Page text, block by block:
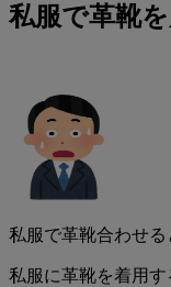
私服で革靴
私服で革靴合わせ
私服に革靴を着用